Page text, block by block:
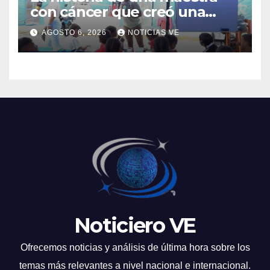
con cáncer que creó una
escuelita para niños
damnificados en La Guaira
AGOSTO 6, 2026 NOTICIAS VE
Noticiero VE
Ofrecemos noticias y análisis de última hora sobre los
temas más relevantes a nivel nacional e internacional.